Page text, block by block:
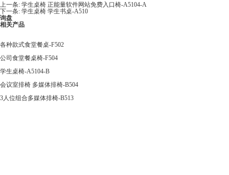
上一条: 学生桌椅 正能量软件网站免费入口椅-A5104-A
下一条: 学生桌椅 学生书桌-A510
询盘
相关产品
各种款式食堂餐桌-F502
公司食堂餐桌椅-F504
学生桌椅-A5104-B
会议室排椅 多媒体排椅-B504
3人位组合多媒体排椅-B513